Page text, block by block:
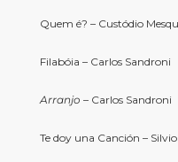
Quem é? – Custódio
Filabóia – Carlos Sandroni
Arranjo – Carlos Sandroni
Te doy una Canción –